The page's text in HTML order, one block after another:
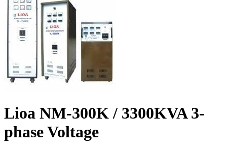
Lioa NM-300K / 3300KVA 3-
phase Voltage